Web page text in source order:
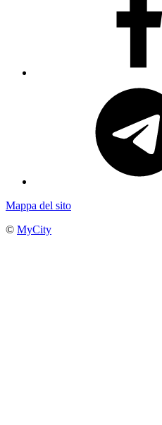
Mappa del sito
© MyCity